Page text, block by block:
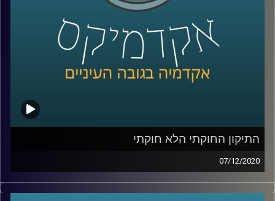
קרדיט תמונות:
AudioVersity
התיקון החוקתי הלא חוקתי
07/12/2020
יחסי ביהמ"ש העליון והפוליטיקאים, וסוגיות